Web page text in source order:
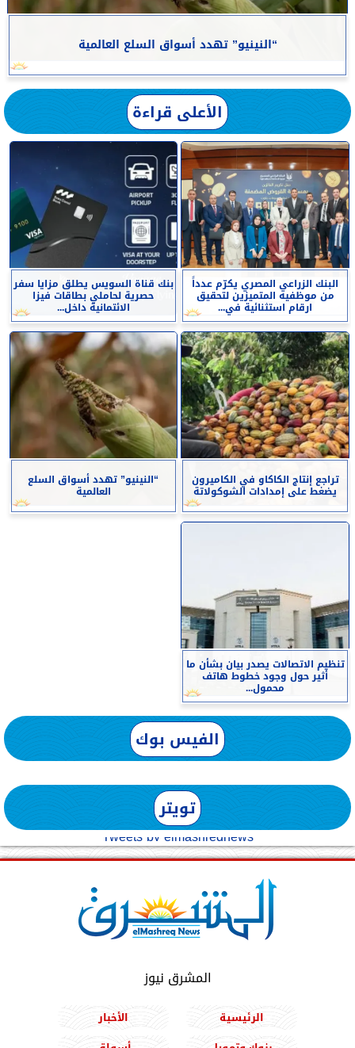
“النينيو” تهدد أسواق السلع العالمية
الأعلى قراءة
البنك الزراعي المصري يكرّم عدداً
من موظفيه المتميزين لتحقيق
ارقام استثنائية في...
بنك قناة السويس يطلق مزايا سفر
حصرية لحاملي بطاقات فيزا
الائتمانية داخل...
تراجع إنتاج الكاكاو في الكاميرون
يضغط على إمدادات الشوكولاتة
“النينيو” تهدد أسواق السلع
العالمية
تنظيم الاتصالات يصدر بيان بشأن ما
أثير حول وجود خطوط هاتف
محمول...
الفيس بوك
تويتر
Tweets by elmashreqnews
المشرق نيوز
الرئيسية
الأخبار